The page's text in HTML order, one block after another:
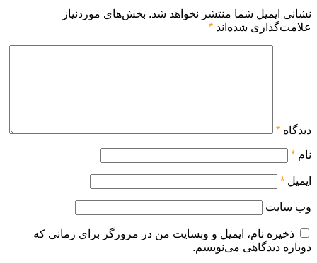
نشانی ایمیل شما منتشر نخواهد شد. بخش‌های موردنیاز
علامت‌گذاری شده‌اند *
دیدگاه *
نام *
ایمیل *
وب‌ سایت
ذخیره نام، ایمیل و وبسایت من در مرورگر برای زمانی که
دوباره دیدگاهی می‌نویسم.